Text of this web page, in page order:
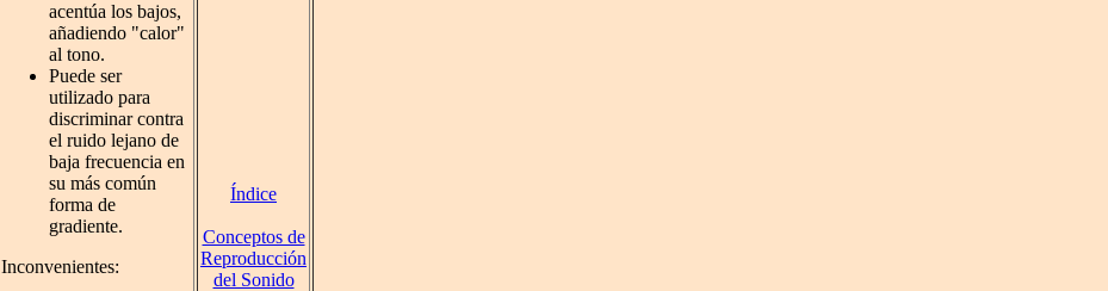
acentúa los bajos,
añadiendo "calor"
al tono.
Puede ser
utilizado para
discriminar contra
el ruido lejano de
baja frecuencia en
su más común
forma de
gradiente.
Inconvenientes:
Índice
Conceptos de
Reproducción
del Sonido